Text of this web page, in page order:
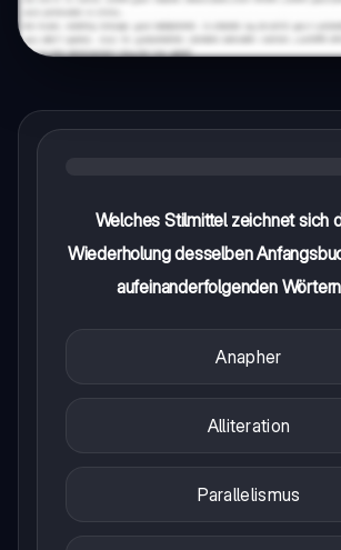
Welches Stilmittel zeichnet sich
Wiederholung desselben
aufeinanderfolgenden
Anapher
Alliteration
Parallelismus